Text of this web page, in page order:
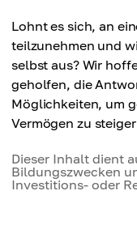
Lohnt es sich, an
teilzunehmen und
selbst aus? Wir
geholfen, die
Möglichkeiten, um
Vermögen zu
Dieser Inhalt dient
Bildungszwecken
Investitions- oder